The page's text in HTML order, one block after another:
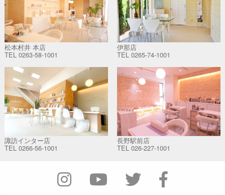
松本村井 本店
TEL 0263-58-1001
伊那店
TEL 0265-74-1001
諏訪インター店
TEL 0266-56-1001
長野駅前店
TEL 026-227-1001